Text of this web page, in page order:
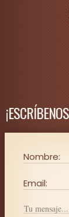
Nombre:
Email: